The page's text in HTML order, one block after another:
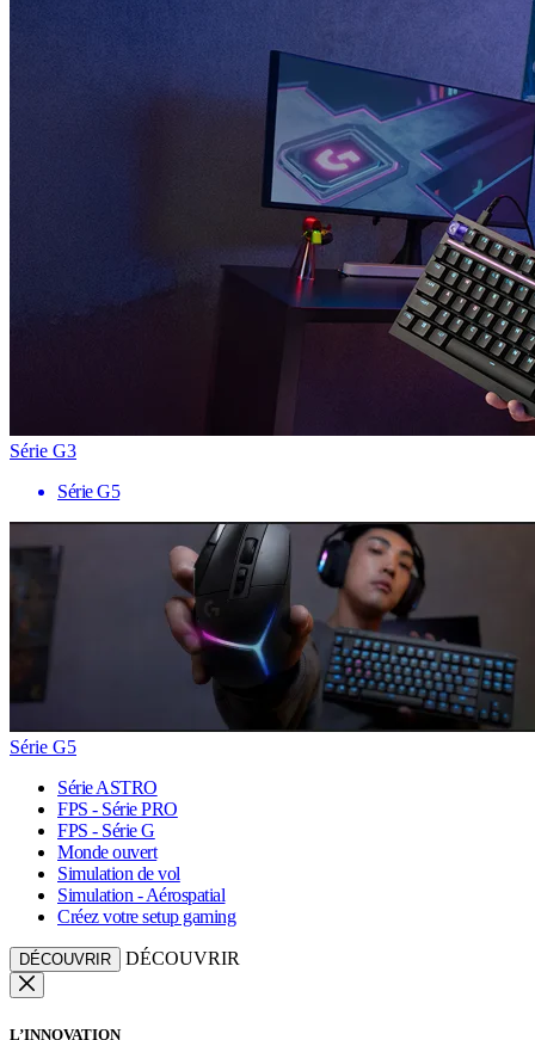
Série G3
Série G5
Série G5
Série ASTRO
FPS - Série PRO
FPS - Série G
Monde ouvert
Simulation de vol
Simulation - Aérospatial
Créez votre setup gaming
DÉCOUVRIR DÉCOUVRIR
L’INNOVATION